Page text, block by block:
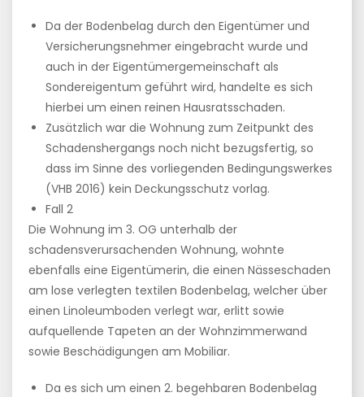
Da der Bodenbelag durch den Eigentümer und
Versicherungsnehmer eingebracht wurde und
auch in der Eigentümergemeinschaft als
Sondereigentum geführt wird, handelte es sich
hierbei um einen reinen Hausratsschaden.
Zusätzlich war die Wohnung zum Zeitpunkt des
Schadenshergangs noch nicht bezugsfertig, so
dass im Sinne des vorliegenden Bedingungswerkes
(VHB 2016) kein Deckungsschutz vorlag.
Fall 2
Die Wohnung im 3. OG unterhalb der
schadensverursachenden Wohnung, wohnte
ebenfalls eine Eigentümerin, die einen Nässeschaden
am lose verlegten textilen Bodenbelag, welcher über
einen Linoleumboden verlegt war, erlitt sowie
aufquellende Tapeten an der Wohnzimmerwand
sowie Beschädigungen am Mobiliar.
Da es sich um einen 2. begehbaren Bodenbelag